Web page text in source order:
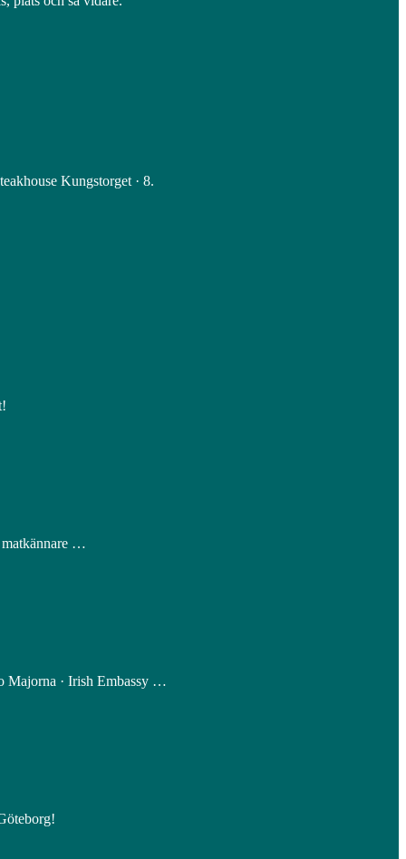
Kungstorget · 8.
matkännare …
Majorna · Irish Embassy …